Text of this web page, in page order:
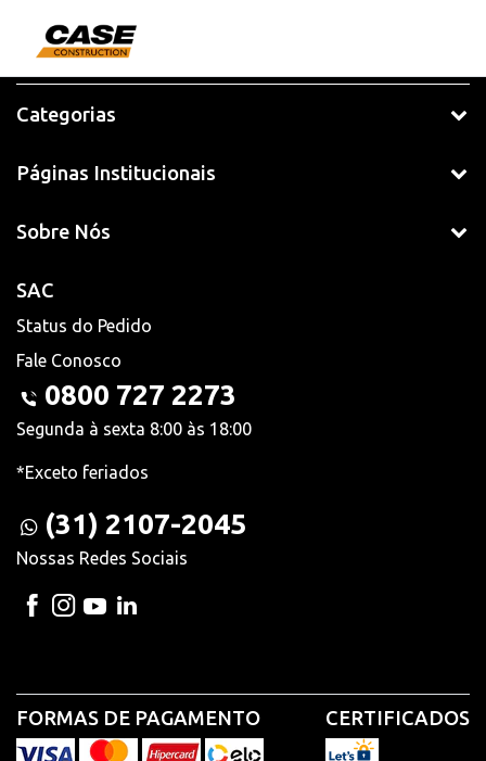
Categorias
Páginas Institucionais
Sobre Nós
SAC
Status do Pedido
Fale Conosco
0800 727 2273
Segunda à sexta 8:00 às 18:00
*Exceto feriados
(31) 2107-2045
Nossas Redes Sociais
FORMAS DE PAGAMENTO CERTIFICADOS